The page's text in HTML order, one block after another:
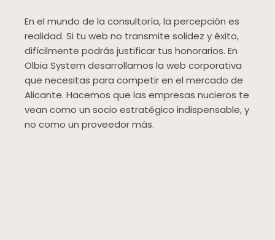
En el mundo de la consultoría, la percepción es
realidad. Si tu web no transmite solidez y éxito,
difícilmente podrás justificar tus honorarios. En
Olbia System desarrollamos la web corporativa
que necesitas para competir en el mercado de
Alicante. Hacemos que las empresas nucieros te
vean como un socio estratégico indispensable, y
no como un proveedor más.